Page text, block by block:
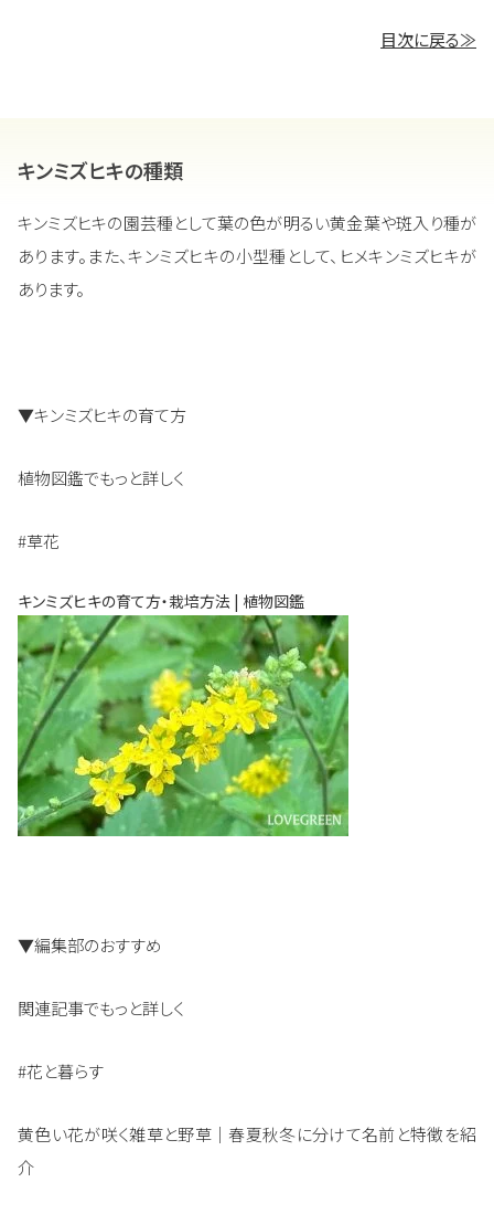
目次に戻る≫
キンミズヒキの種類
キンミズヒキの園芸種として葉の色が明るい黄金葉や斑入り種が
あります。また、キンミズヒキの小型種として、ヒメキンミズヒキが
あります。
▼キンミズヒキの育て方
植物図鑑でもっと詳しく
#草花
キンミズヒキの育て方・栽培方法 | 植物図鑑
▼編集部のおすすめ
関連記事でもっと詳しく
#花と暮らす
黄色い花が咲く雑草と野草｜春夏秋冬に分けて名前と特徴を紹
介